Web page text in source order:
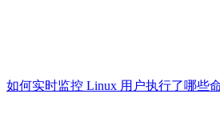
如何实时监控 Linux 用户执行了哪些命